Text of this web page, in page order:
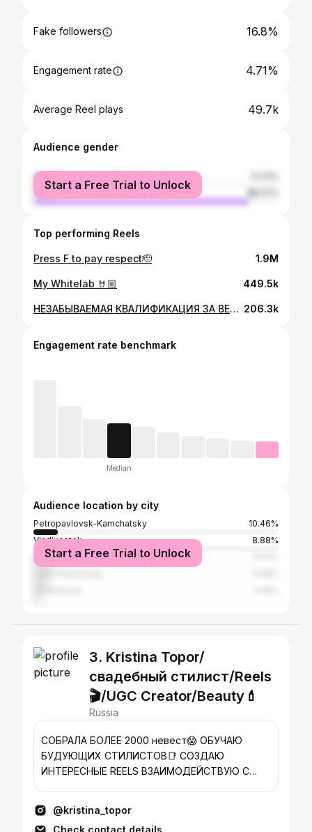
Fake followers 16.8%
Engagement rate 4.71%
Average Reel plays 49.7k
Audience gender
female
male
Start a Free Trial to Unlock
Top performing Reels
Press F to pay respect🫡 1.9M
My Whitelab 🤘🏼 449.5k
НЕЗАБЫВАЕМАЯ КВАЛИФИКАЦИЯ ЗА ВЕСЬ МОЙ ПУТЬ В ДРИФТЕ😈 ЗАКИНУЛ ОМЕГА3 ОТ ТЫМЛАТСКОГО РЫБОКОМБИНАТА И ПОЛЕТЕЛ💪🏼 206.3k
Engagement rate benchmark
Median
Audience location by city
Petropavlovsk-Kamchatsky
10.46%
Vladivostok
8.88%
Moscow
Start a Free Trial to Unlock
3. Kristina Topor/
свадебный стилист/Reels
🎬/UGC Creator/Beauty💄
Russia
СОБРАЛА БОЛЕЕ 2000 невест😱 ОБУЧАЮ
БУДУЮЩИХ СТИЛИСТОВ📑 СОЗДАЮ
ИНТЕРЕСНЫЕ REELS ВЗАИМОДЕЙСТВУЮ С
@kristina_topor
Check contact details